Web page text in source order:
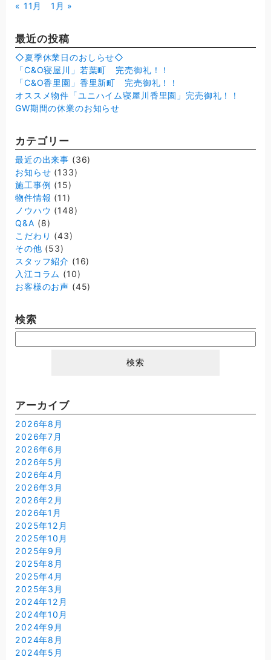
« 11月 1月 »
最近の投稿
◇夏季休業日のおしらせ◇
「C&O寝屋川」若葉町 完売御礼！！
「C&O香里園」香里新町 完売御礼！！
オススメ物件「ユニハイム寝屋川香里園」完売御礼！！
GW期間の休業のお知らせ
カテゴリー
最近の出来事 (36)
お知らせ (133)
施工事例 (15)
物件情報 (11)
ノウハウ (148)
Q&A (8)
こだわり (43)
その他 (53)
スタッフ紹介 (16)
入江コラム (10)
お客様のお声 (45)
検索
索:
アーカイブ
2026年8月
2026年7月
2026年6月
2026年5月
2026年4月
2026年3月
2026年2月
2026年1月
2025年12月
2025年10月
2025年9月
2025年8月
2025年4月
2025年3月
2024年12月
2024年10月
2024年9月
2024年8月
2024年5月